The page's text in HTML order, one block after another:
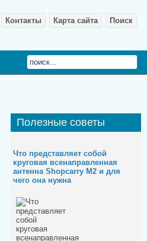
Контакты Карта сайта Поиск
Полезные советы
Что представляет собой
круговая всенаправленная
антенна Shopcarry M2 и для
чего она нужна